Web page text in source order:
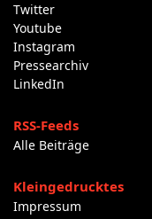
Twitter
Youtube
Instagram
Pressearchiv
LinkedIn
RSS-Feeds
Alle Beiträge
Kleingedrucktes
Impressum